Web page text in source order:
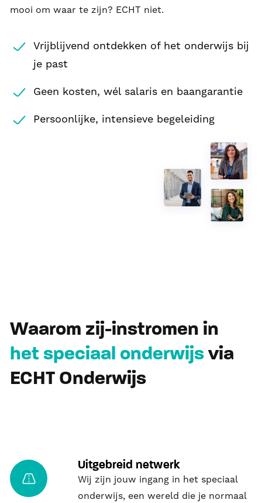
mooi om waar te zijn? ECHT niet.
Vrijblijvend ontdekken of het onderwijs bij
je past
Geen kosten, wél salaris en baangarantie
Persoonlijke, intensieve begeleiding
Waarom zij-instromen in
het speciaal onderwijsvia
ECHT Onderwijs
Uitgebreid netwerk
Wij zijn jouw ingang in het speciaal
onderwijs, een wereld die je normaal